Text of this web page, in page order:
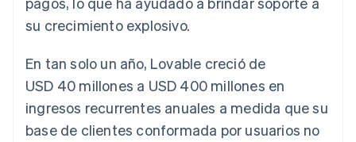
Connections
Datos de ctas.
vinculadas
Más
Product roadmap
Seguros
Medios de
entretenimiento
Organizaciones sin
fines de lucro
Servicios
profesionales
Sector público
Integraciones de
aplicaciones
Blog de
desarrolladores
Estado de la API
Contacta con ventas
Conviértete en socio
su crecimiento explosivo.
En tan solo un año, Lovable creció de
USD 40 millones a USD 400 millones en
ingresos recurrentes anuales a medida que su
base de clientes conformada por usuarios no